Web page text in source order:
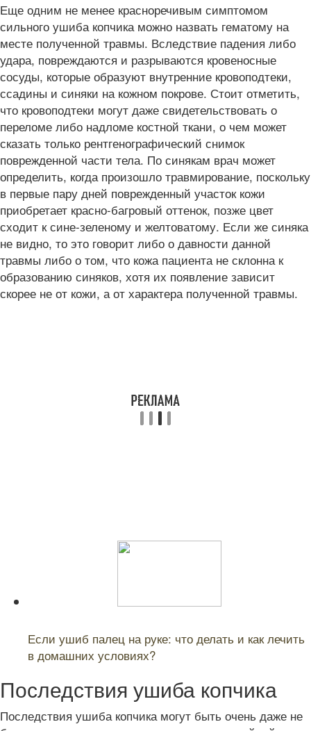
Еще одним не менее красноречивым симптомом
сильного ушиба копчика можно назвать гематому на
месте полученной травмы. Вследствие падения либо
удара, повреждаются и разрываются кровеносные
сосуды, которые образуют внутренние кровоподтеки,
ссадины и синяки на кожном покрове. Стоит отметить,
что кровоподтеки могут даже свидетельствовать о
переломе либо надломе костной ткани, о чем может
сказать только рентгенографический снимок
поврежденной части тела. По синякам врач может
определить, когда произошло травмирование, поскольку
в первые пару дней поврежденный участок кожи
приобретает красно-багровый оттенок, позже цвет
сходит к сине-зеленому и желтоватому. Если же синяка
не видно, то это говорит либо о давности данной
травмы либо о том, что кожа пациента не склонна к
образованию синяков, хотя их появление зависит
скорее не от кожи, а от характера полученной травмы.
Если ушиб палец на руке: что делать и как лечить
в домашних условиях?
Последствия ушиба копчика
Последствия ушиба копчика могут быть очень даже не